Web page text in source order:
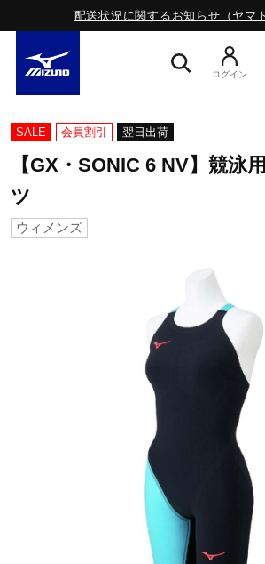
配送状況に関するお知らせ（ヤマ
スニーカー
サッカー／フットサル
トレーニング
ログイン
SALE 会員割引 翌日出荷
【GX・SONIC 6 NV】競泳
ツ
ウィメンズ